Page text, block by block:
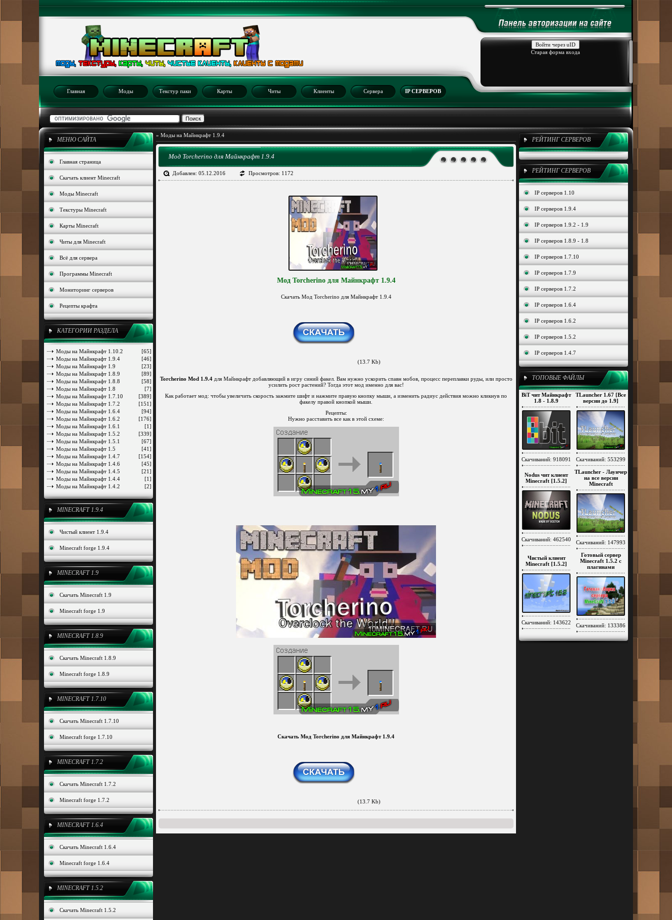
Войти через uID
Старая форма входа
Главная Моды Текстур паки Карты Читы Клиенты Сервера IP СЕРВЕРОВ
МЕНЮ САЙТА
Главная страница
Скачать клиент Minecraft
Моды Minecraft
Текстуры Minecraft
Карты Minecraft
Читы для Minecraft
Всё для сервера
Программы Minecraft
Мониторинг серверов
Рецепты крафта
КАТЕГОРИИ РАЗДЕЛА
[65]
Моды на Майнкрафт 1.10.2
[46]
Моды на Майнкрафт 1.9.4
[23]
Моды на Майнкрафт 1.9
[89]
Моды на Майнкрафт 1.8.9
[58]
Моды на Майнкрафт 1.8.8
[7]
Моды на Майнкрафт 1.8
[389]
Моды на Майнкрафт 1.7.10
[151]
Моды на Майнкрафт 1.7.2
[94]
Моды на Майнкрафт 1.6.4
[176]
Моды на Майнкрафт 1.6.2
[1]
Моды на Майнкрафт 1.6.1
[339]
Моды на Майнкрафт 1.5.2
[67]
Моды на Майнкрафт 1.5.1
[41]
Моды на Майнкрафт 1.5
[154]
Моды на Майнкрафт 1.4.7
[45]
Моды на Майнкрафт 1.4.6
[21]
Моды на Майнкрафт 1.4.5
[1]
Моды на Майнкрафт 1.4.4
[2]
Моды на Майнкрафт 1.4.2
MINECRAFT 1.9.4
Чистый клиент 1.9.4
Minecraft forge 1.9.4
MINECRAFT 1.9
Скачать Minecraft 1.9
Minecraft forge 1.9
MINECRAFT 1.8.9
Скачать Minecraft 1.8.9
Minecraft forge 1.8.9
MINECRAFT 1.7.10
Скачать Minecraft 1.7.10
Minecraft forge 1.7.10
MINECRAFT 1.7.2
Скачать Minecraft 1.7.2
Minecraft forge 1.7.2
MINECRAFT 1.6.4
Скачать Minecraft 1.6.4
Minecraft forge 1.6.4
MINECRAFT 1.5.2
Скачать Minecraft 1.5.2
РЕЙТИНГ СЕРВЕРОВ
РЕЙТИНГ СЕРВЕРОВ
IP серверов 1.10
IP серверов 1.9.4
IP серверов 1.9.2 - 1.9
IP серверов 1.8.9 - 1.8
IP серверов 1.7.10
IP серверов 1.7.9
IP серверов 1.7.2
IP серверов 1.6.4
IP серверов 1.6.2
IP серверов 1.5.2
IP серверов 1.4.7
ТОПОВЫЕ ФАЙЛЫ
BiT чит Майнкрафт
1.8 - 1.8.9
Скачиваний: 918091
TLauncher 1.67 [Все
версии до 1.9]
Скачиваний: 553299
Nodus чит клиент
Minecraft [1.5.2]
Скачиваний: 462540
TLauncher - Лаунчер
на все версии
Minecraft
Скачиваний: 147993
Чистый клиент
Minecraft [1.5.2]
Скачиваний: 143622
Готовый сервер
Minecraft 1.5.2 c
плагинами
Скачиваний: 133386
» Моды на Майнкрафт 1.9.4
Мод Torcherino для Майнкрафт 1.9.4
Добавлен: 05.12.2016 Просмотров: 1172
Мод Torcherino для Майнкрафт 1.9.4
Скачать Мод Torcherino для Майнкрафт 1.9.4
(13.7 Kb)
Torcherino Mod 1.9.4для Майнкрафт добавляющий в игру синий факел. Вам нужно ускорить спавн мобов, процесс переплавки руды, или просто
усилить рост растений? Тогда этот мод именно для вас!
Как работает мод: чтобы увеличить скорость зажмите шифт и нажмите правую кнопку мыши, а изменить радиус действия можно кликнув по
факелу правой кнопкой мыши.
Рецепты:
Нужно расставить все как в этой схеме:
Скачать Мод Torcherino для Майнкрафт 1.9.4
(13.7 Kb)